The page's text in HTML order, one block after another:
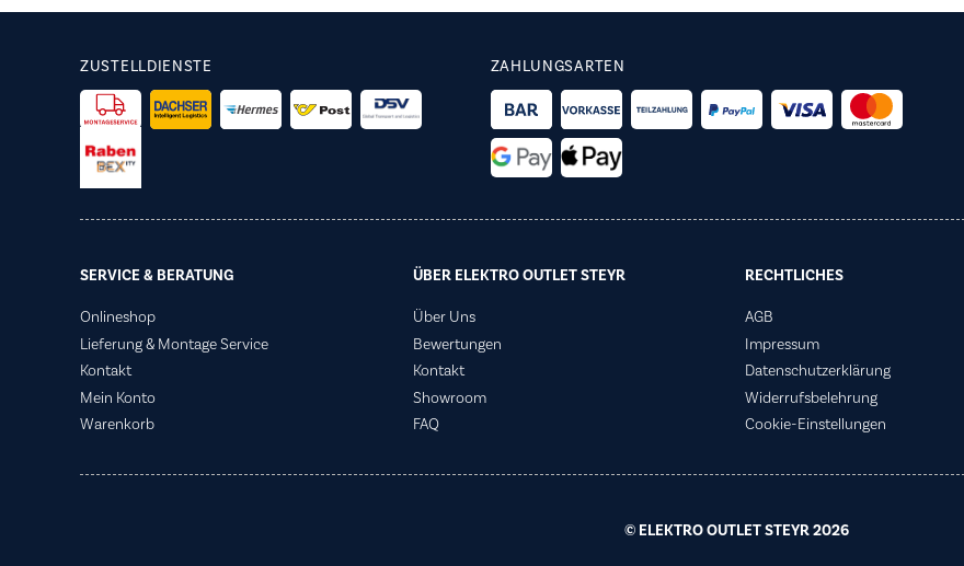
ZUSTELLDIENSTE ZAHLUNGSARTEN
SERVICE & BERATUNG
Onlineshop
Lieferung & Montage Service
Kontakt
Mein Konto
Warenkorb
ÜBER ELEKTRO OUTLET STEYR
Über Uns
Bewertungen
Kontakt
Showroom
FAQ
RECHTLICHES
AGB
Impressum
Datenschutzerklärung
Widerrufsbelehrung
Cookie-Einstellungen
© ELEKTRO OUTLET STEYR 2026